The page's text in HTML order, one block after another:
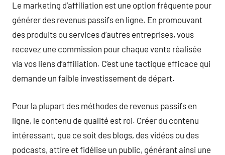
Le marketing d’affiliation est une option fréquente pour
générer des revenus passifs en ligne. En promouvant
des produits ou services d’autres entreprises, vous
recevez une commission pour chaque vente réalisée
via vos liens d’affiliation. C’est une tactique efficace qui
demande un faible investissement de départ.
Pour la plupart des méthodes de revenus passifs en
ligne, le contenu de qualité est roi. Créer du contenu
intéressant, que ce soit des blogs, des vidéos ou des
podcasts, attire et fidélise un public, générant ainsi une